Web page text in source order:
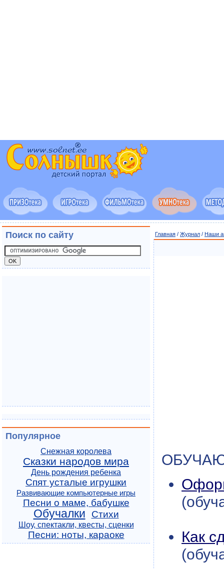
Главная / Журнал / Наши
Как
Поиск по сайту
Популярное
Снежная королева
Сказки народов мира
День рождения ребенка
Спят усталые игрушки
Развивающие компьютерные игры
Песни о маме, бабушке
Обучалки Стихи
Шоу, спектакли, квесты, сценки
Песни: ноты, караоке